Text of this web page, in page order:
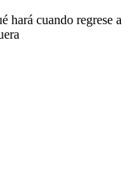
hará cuando regrese a